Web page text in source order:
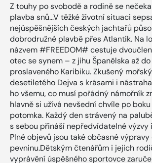
Z touhy po svobodě a rodině se
plavba snů…V těžké životní situaci
nejúspěšnějších českých jachtařů
dobrodružné plavbě přes Atlantik. Na
názvem #FREEDOM# cestuje
otec se synem – z jihu Španělska až
proslaveného Karibiku. Zkušený
desetiletého Dejva s krásami i
ho všemu, co musí pořádný námořník
hlavně si užívá nevšední chvíle po
potomka. Každý den strávený na
s sebou přináší nepředvídatelné výzvy
Plné objevů jsou také občasné
pevninu.Dětským čtenářům i jejich
vyprávění úspěšného sportovce